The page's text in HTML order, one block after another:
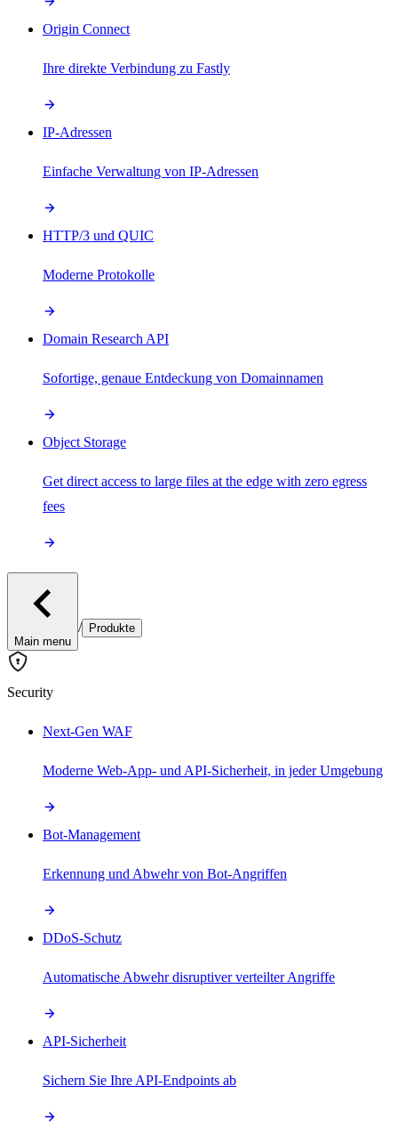
Origin Connect
Ihre direkte Verbindung zu Fastly
IP-Adressen
Einfache Verwaltung von IP-Adressen
HTTP/3 und QUIC
Moderne Protokolle
Domain Research API
Sofortige, genaue Entdeckung von Domainnamen
Object Storage
Get direct access to large files at the edge with zero egress
fees
Main menu
/ Produkte
Security
Next-Gen WAF
Moderne Web-App- und API-Sicherheit, in jeder Umgebung
Bot-Management
Erkennung und Abwehr von Bot-Angriffen
DDoS-Schutz
Automatische Abwehr disruptiver verteilter Angriffe
API-Sicherheit
Sichern Sie Ihre API-Endpoints ab